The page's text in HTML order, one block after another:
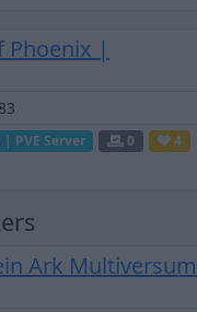
Phoenix |
PVE Server 0
4
Ark Multiversum